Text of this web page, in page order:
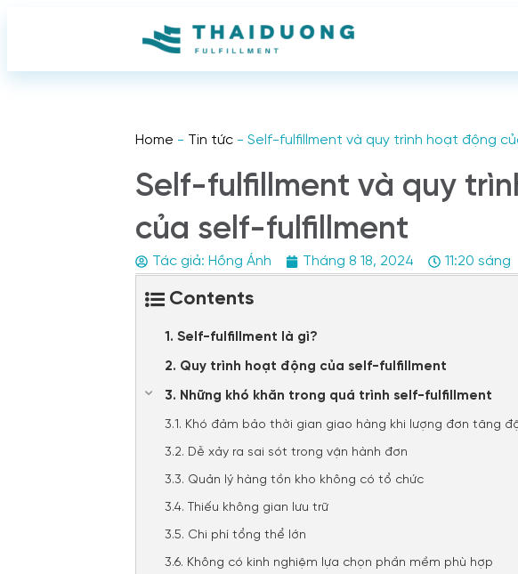
Home - Tin tức - Self-fulfillment và quy trình hoạt động
Self-fulfillment và quy
của self-fulfillment
Tác giả: Hồng Ánh Tháng 8 18, 2024 11:20 sáng
Contents
1. Self-fulfillment là gì?
2. Quy trình hoạt động của self-fulfillment
3. Những khó khăn trong quá trình self-fulfillment
3.1. Khó đảm bảo thời gian giao hàng khi lượng đơn tăng
3.2. Dễ xảy ra sai sót trong vận hành đơn
3.3. Quản lý hàng tồn kho không có tổ chức
3.4. Thiếu không gian lưu trữ
3.5. Chi phí tổng thể lớn
3.6. Không có kinh nghiệm lựa chọn phần mềm phù hợp